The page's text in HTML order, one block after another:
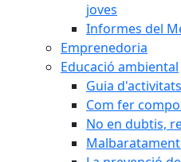
joves
Informes del
Emprenedoria
Educació ambiental
Guia
Com fer
No en dubtis,